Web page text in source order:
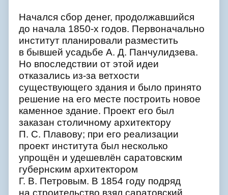
Начался сбор денег, продолжавшийся
до начала 1850-х годов. Первоначально
институт планировали разместить
в бывшей усадьбе А. Д. Панчулидзева.
Но впоследствии от этой идеи
отказались из-за ветхости
существующего здания и было принято
решение на его месте построить новое
каменное здание. Проект его был
заказан столичному архитектору
П. С. Плавову; при его реализации
проект института был несколько
упрощён и удешевлён саратовским
губернским архитектором
Г. В. Петровым. В 1854 году подряд
на строительство взял саратовский